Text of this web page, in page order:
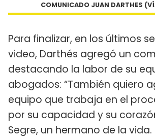
COMUNICADO JUAN DARTHES
Para finalizar, en los últimos
video, Darthés agregó un
destacando la labor de su
abogados: “También quiero
equipo que trabaja en el
por su capacidad y su
Segre, un hermano de la vida.